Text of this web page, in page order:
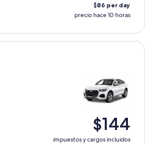
$86 per day
precio hace 10 horas
$144
impuestos y cargos incluidos